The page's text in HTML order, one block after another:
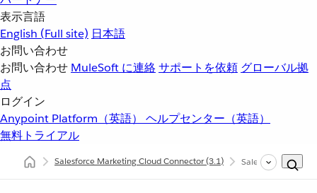
表示言語
English (Full site) 日本語
お問い合わせ
お問い合わせ MuleSoft に連絡サポートを依頼 グローバル拠
点
ログイン
Anypoint Platform（英語） ヘルプセンター（英語）
無料トライアル
Salesforce Marketing Cloud Connector(3.1) Salesforce